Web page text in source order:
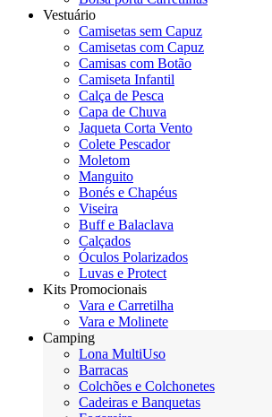
Vestuário
Camisetas sem Capuz
Camisetas com Capuz
Camisas com Botão
Camiseta Infantil
Calça de Pesca
Capa de Chuva
Jaqueta Corta Vento
Colete Pescador
Moletom
Manguito
Bonés e Chapéus
Viseira
Buff e Balaclava
Calçados
Óculos Polarizados
Luvas e Protect
Kits Promocionais
Vara e Carretilha
Vara e Molinete
Camping
Lona MultiUso
Barracas
Colchões e Colchonetes
Cadeiras e Banquetas